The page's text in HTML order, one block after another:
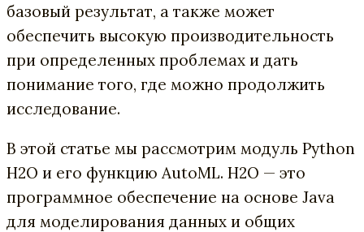
базовый результат, а также может
обеспечить высокую производительность
при определенных проблемах и дать
понимание того, где можно продолжить
исследование.
В этой статье мы рассмотрим модуль Python
H2O и его функцию AutoML. H2O — это
программное обеспечение на основе Java
для моделирования данных и общих